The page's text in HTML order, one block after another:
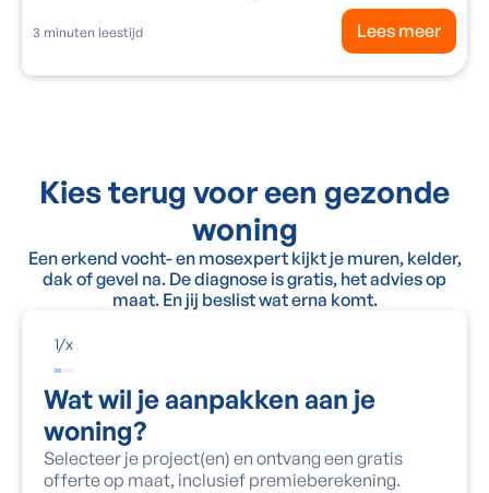
3 minuten leestijd Lees meer
Kies terug voor een gezonde
woning
Een erkend vocht- en mosexpert kijkt je muren, kelder,
dak of gevel na. De diagnose is gratis, het advies op
maat. En jij beslist wat erna komt.
1/x
Wat wil je aanpakken aan je
woning?
Selecteer je project(en) en ontvang een gratis
offerte op maat, inclusief premieberekening.